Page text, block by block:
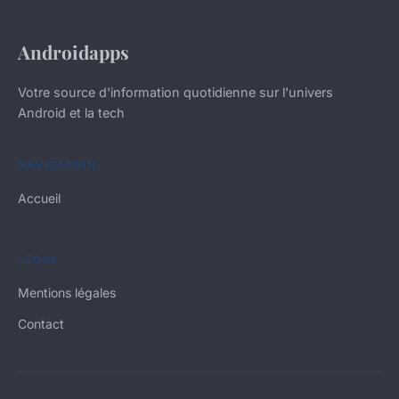
Androidapps
Votre source d'information quotidienne sur l'univers
Android et la tech
NAVIGATION
Accueil
LÉGAL
Mentions légales
Contact